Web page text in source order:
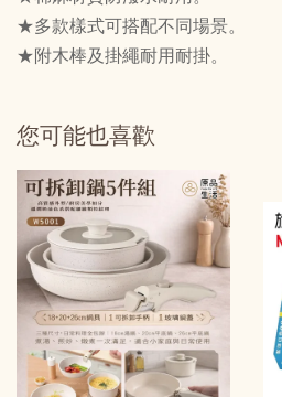
★多款樣式可搭配不同場景。
★附木棒及掛繩耐用耐掛。
您可能也喜歡